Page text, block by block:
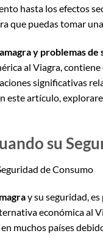
hasta los efectos
que puedas tomar
y problemas de
al Viagra,
significativas
este artículo,
su
de Consumo
y su seguridad,
económica al
muchos países